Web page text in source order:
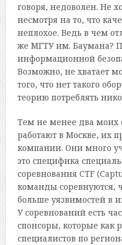
говоря, недоволен. Не
несмотря на то, что
неплохое. Ведь в чем
же МГТУ им. Баумана?
информационной
Возможно, не хватает
того, что нет такого
теорию потреблять
Тем не менее два моих
работают в Москве, их
компании. Они много
это специфика
соревнования CTF
команды соревнуются,
больше уязвимостей в
У соревнований есть
спонсоры, которые как
специалистов по